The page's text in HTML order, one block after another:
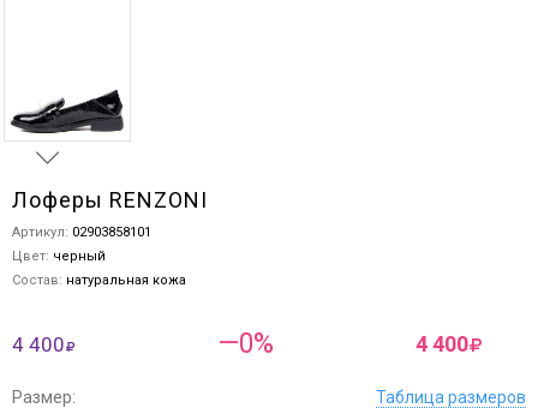
Лоферы RENZONI
Артикул: 02903858101
Цвет: черный
Состав: натуральная кожа
4 400 —0% 4 400
Размер:
Таблица размеров